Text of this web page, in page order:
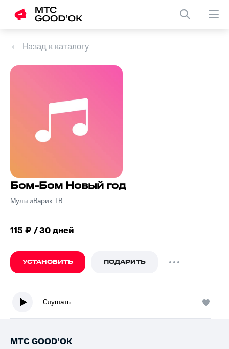
Назад к каталогу
Бом-Бом Новый год
МультиВарик ТВ
115 ₽ / 30 дней
УСТАНОВИТЬ ПОДАРИТЬ
Слушать
МТС GOOD’OK